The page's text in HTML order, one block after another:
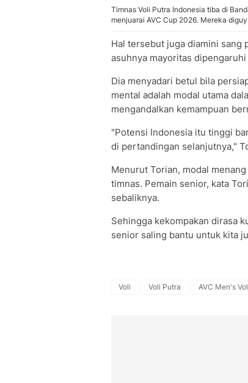
Timnas Voli Putra Indonesia tiba di
menjuarai AVC Cup 2026. Mereka
Hal tersebut juga diamini sang
asuhnya mayoritas
Dia menyadari betul bila
mental adalah modal utama
mengandalkan kemampuan
"Potensi Indonesia itu tinggi
di pertandingan selanjutnya,"
Menurut Torian, modal
timnas. Pemain senior, kata
sebaliknya.
Sehingga kekompakan dirasa
senior saling bantu untuk kita
Voli Voli Putra AVC Men's